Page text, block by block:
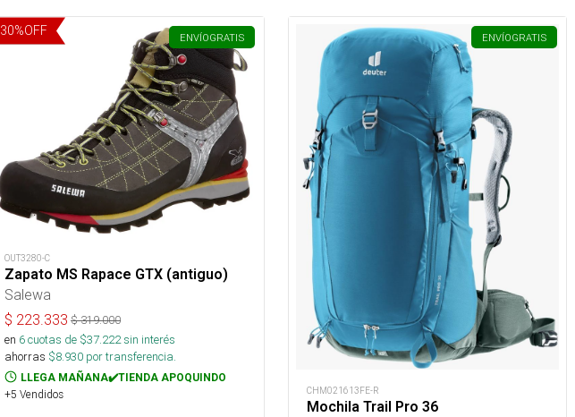
30%OFF ENVÍOGRATIS
OUT3280-C
Zapato MS Rapace GTX (antiguo)
Salewa
$ 223.333 $319.000
en 6cuotas de $37.222sin interés
ahorras $8.930 por transferencia.
LLEGA MAÑANA✔️TIENDA APOQUINDO
+5 Vendidos
ENVÍOGRATIS
CHM021613FE-R
Mochila Trail Pro 36